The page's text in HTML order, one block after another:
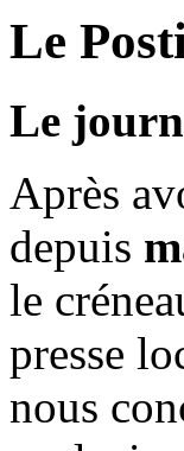
Le
Le
Après
depuis
le
presse
nous